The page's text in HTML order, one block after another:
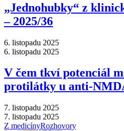
„Jednohubky“ z
–⁠ 2025/36
6. listopadu 2025
6. listopadu 2025
V čem tkví potenciál
protilátky u anti-
7. listopadu 2025
7. listopadu 2025
Z medicínyRozhovory